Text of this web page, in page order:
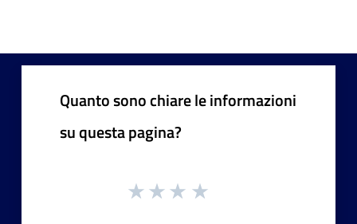
Quanto sono chiare le informazioni
su questa pagina?